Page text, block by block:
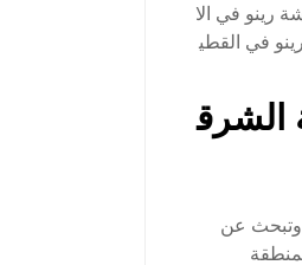
رينو في الا
في القطي
الشرق
وتبحث عن